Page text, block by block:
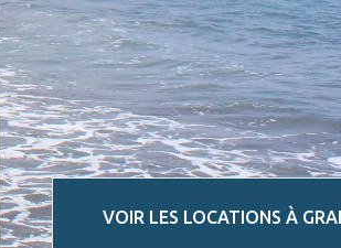
VOIR LES LOCATIONS À